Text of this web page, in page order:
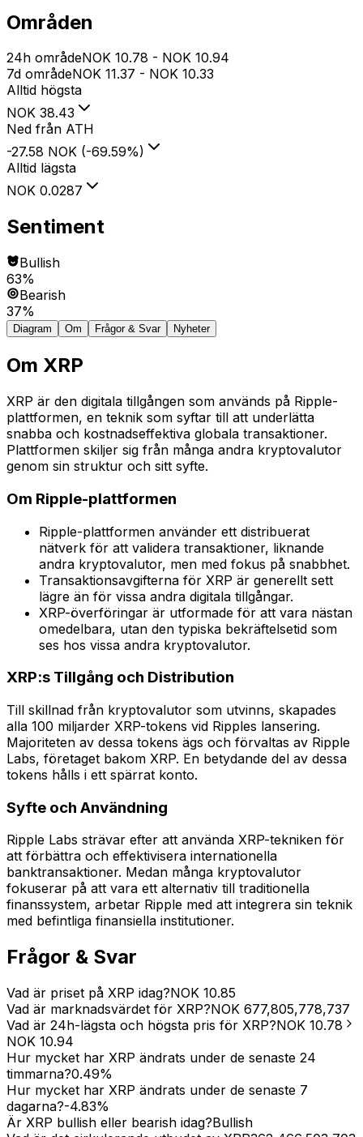
Områden
24h områdeNOK 10.78 - NOK 10.94
7d områdeNOK 11.37 - NOK 10.33
Alltid högsta
NOK 38.43
Ned från ATH
-27.58 NOK (-69.59%)
Alltid lägsta
NOK 0.0287
Sentiment
Bullish
63%
Bearish
37%
Diagram Om Frågor & Svar Nyheter
Om XRP
XRP är den digitala tillgången som används på Ripple-
plattformen, en teknik som syftar till att underlätta
snabba och kostnadseffektiva globala transaktioner.
Plattformen skiljer sig från många andra kryptovalutor
genom sin struktur och sitt syfte.
Om Ripple-plattformen
Ripple-plattformen använder ett distribuerat
nätverk för att validera transaktioner, liknande
andra kryptovalutor, men med fokus på snabbhet.
Transaktionsavgifterna för XRP är generellt sett
lägre än för vissa andra digitala tillgångar.
XRP-överföringar är utformade för att vara nästan
omedelbara, utan den typiska bekräftelsetid som
ses hos vissa andra kryptovalutor.
XRP:s Tillgång och Distribution
Till skillnad från kryptovalutor som utvinns, skapades
alla 100 miljarder XRP-tokens vid Ripples lansering.
Majoriteten av dessa tokens ägs och förvaltas av Ripple
Labs, företaget bakom XRP. En betydande del av dessa
tokens hålls i ett spärrat konto.
Syfte och Användning
Ripple Labs strävar efter att använda XRP-tekniken för
att förbättra och effektivisera internationella
banktransaktioner. Medan många kryptovalutor
fokuserar på att vara ett alternativ till traditionella
finanssystem, arbetar Ripple med att integrera sin teknik
med befintliga finansiella institutioner.
Frågor & Svar
Vad är priset på XRP idag?NOK 10.85
Vad är marknadsvärdet för XRP?NOK 677,805,778,737
Vad är 24h-lägsta och högsta pris för XRP?NOK 10.78
NOK 10.94
Hur mycket har XRP ändrats under de senaste 24
timmarna?0.49%
Hur mycket har XRP ändrats under de senaste 7
dagarna?-4.83%
Är XRP bullish eller bearish idag?Bullish